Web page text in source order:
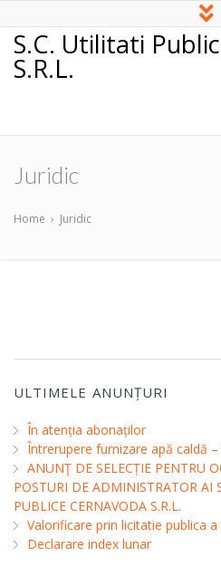
S.C. Utilitati
S.R.L.
Juridic
Home › Juridic
ULTIMELE ANUNȚURI
În atenția abonaților
Întrerupere furnizare apă caldă
ANUNŢ DE SELECȚIE PENTRU
POSTURI DE ADMINISTRATOR AI
PUBLICE CERNAVODA S.R.L.
Valorificare prin licitatie publica
Declarare index lunar